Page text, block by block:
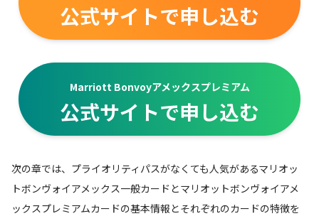
公式サイトで申し込む
Marriott Bonvoyアメックスプレミアム
公式サイトで申し込む
次の章では、プライオリティパスがなくても人気があるマリオッ
トボンヴォイアメックス一般カードとマリオットボンヴォイアメ
ックスプレミアムカードの基本情報とそれぞれのカードの特徴を